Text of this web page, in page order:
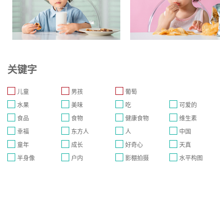
关键字
儿童 男孩
葡萄
水果
美味 吃
可爱的
食品
食物 健康食物
维生素
幸福
东方人 人
中国
童年
成长 好奇心
天真
半身像
户内 影棚拍摄 水平构图